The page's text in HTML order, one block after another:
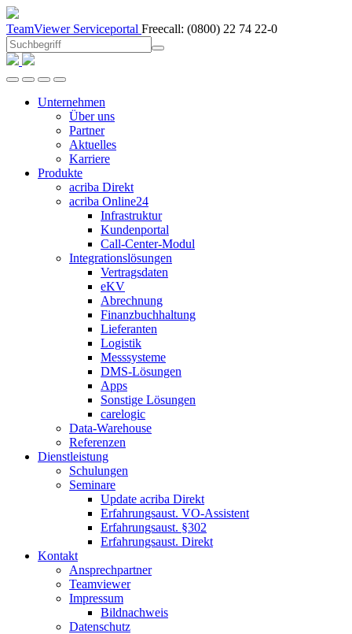
TeamViewer Serviceportal Freecall: (0800) 22 74 22-0
Unternehmen
Über uns
Partner
Aktuelles
Karriere
Produkte
acriba Direkt
acriba Online24
Infrastruktur
Kundenportal
Call-Center-Modul
Integrationslösungen
Vertragsdaten
eKV
Abrechnung
Finanzbuchhaltung
Lieferanten
Logistik
Messsysteme
DMS-Lösungen
Apps
Sonstige Lösungen
carelogic
Data-Warehouse
Referenzen
Dienstleistung
Schulungen
Seminare
Update acriba Direkt
Erfahrungsaust. VO-Assistent
Erfahrungsaust. §302
Erfahrungsaust. Direkt
Kontakt
Ansprechpartner
Teamviewer
Impressum
Bildnachweis
Datenschutz